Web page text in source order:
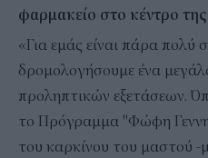
φαρμακείο στο κέντρο
«Για εμάς είναι πάρα πολύ
δρομολογήσουμε ένα
προληπτικών εξετάσεων.
το Πρόγραμμα "Φώφη
του καρκίνου του μαστού -